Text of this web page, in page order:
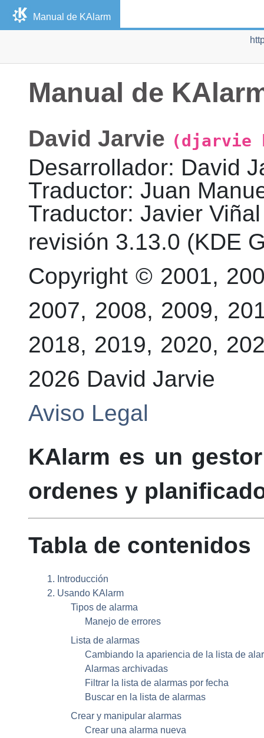
Manual de KAlarm
Manual de
David Jarvie (djarvie
Desarrollador: David
Traductor: Juan
Traductor: Javier
revisión 3.13.0 (KDE
Copyright © 2001,
2007, 2008, 2009,
2018, 2019, 2020,
2026 David Jarvie
Aviso Legal
KAlarm es un
ordenes y
Tabla de contenidos
1. Introducción
2. Usando KAlarm
Tipos de alarma
Manejo de errores
Lista de alarmas
Cambiando la apariencia de la lista de
Alarmas archivadas
Filtrar la lista de alarmas por fecha
Buscar en la lista de alarmas
Crear y manipular alarmas
Crear una alarma nueva